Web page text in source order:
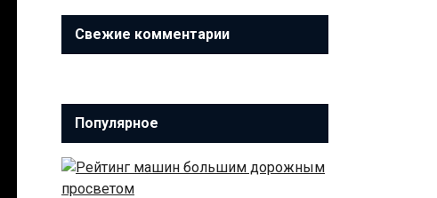
Свежие комментарии
Популярное